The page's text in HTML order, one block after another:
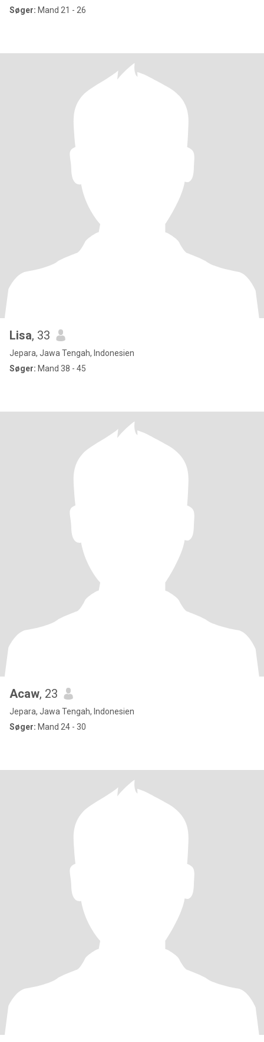
Søger: Mand 21 - 26
Lisa, 33
Jepara, Jawa Tengah, Indonesien
Søger: Mand 38 - 45
Acaw, 23
Jepara, Jawa Tengah, Indonesien
Søger: Mand 24 - 30